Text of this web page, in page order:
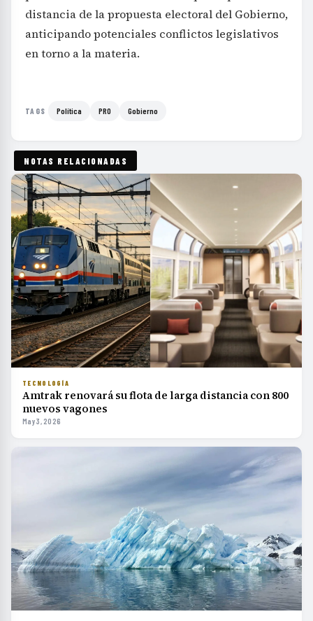
distancia de la propuesta electoral del Gobierno,
anticipando potenciales conflictos legislativos
en torno a la materia.
TAGS Política PRO Gobierno
NOTAS RELACIONADAS
TECNOLOGÍA
Amtrak renovará su flota de larga distancia con 800
nuevos vagones
May 3, 2026